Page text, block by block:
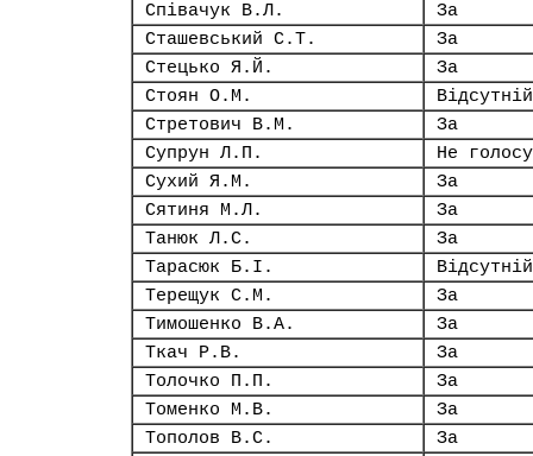
Співачук В.Л.
За
Сташевський С.Т.
За
Стецько Я.Й.
За
Стоян О.М.
Відсутній
Стретович В.М.
За
Супрун Л.П.
Не
Сухий Я.М.
За
Сятиня М.Л.
За
Танюк Л.С.
За
Тарасюк Б.І.
Відсутній
Терещук С.М.
За
Тимошенко В.А.
За
Ткач Р.В.
За
Толочко П.П.
За
Томенко М.В.
За
Тополов В.С.
За